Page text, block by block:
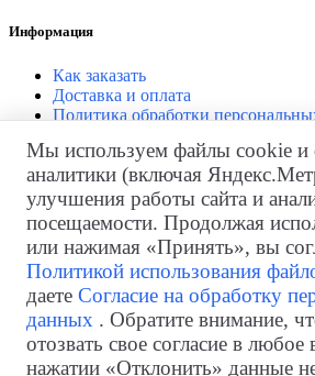
Информация
Как заказать
Доставка и оплата
Политика обработки
Личный кабинет
Личный кабинет
История заказов
Закладки
Рассылка
Возврат товара
Мы используем файлы cookie и
аналитики (включая
улучшения работы сайта и
посещаемости. Продолжая
или нажимая «Принять», вы
Политикой использования
даете Согласие на обработку
данных . Обратите внимание,
отозвать свое согласие в
нажатии «Отклонить» данные